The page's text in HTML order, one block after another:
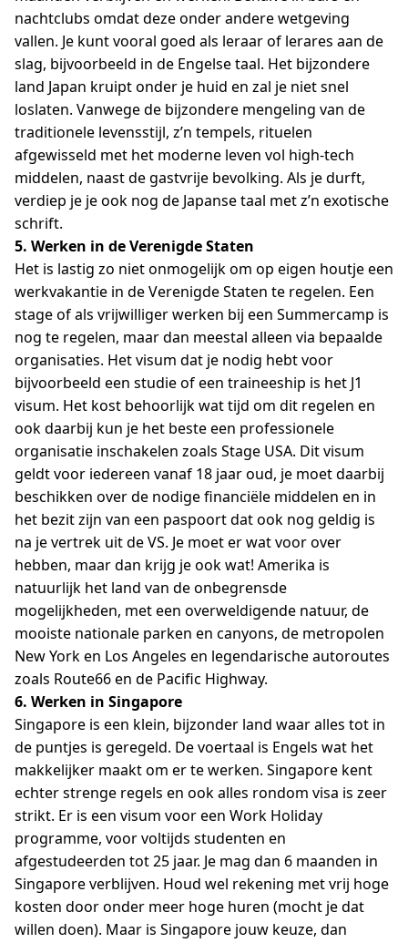
nachtclubs omdat deze onder andere wetgeving
vallen. Je kunt vooral goed als leraar of lerares aan de
slag, bijvoorbeeld in de Engelse taal. Het bijzondere
land Japan kruipt onder je huid en zal je niet snel
loslaten. Vanwege de bijzondere mengeling van de
traditionele levensstijl, z’n tempels, rituelen
afgewisseld met het moderne leven vol high-tech
middelen, naast de gastvrije bevolking. Als je durft,
verdiep je je ook nog de Japanse taal met z’n exotische
schrift.
5. Werken in de Verenigde Staten
Het is lastig zo niet onmogelijk om op eigen houtje een
werkvakantie in de Verenigde Staten te regelen. Een
stage of als vrijwilliger werken bij een Summercamp is
nog te regelen, maar dan meestal alleen via bepaalde
organisaties. Het visum dat je nodig hebt voor
bijvoorbeeld een studie of een traineeship is het J1
visum. Het kost behoorlijk wat tijd om dit regelen en
ook daarbij kun je het beste een professionele
organisatie inschakelen zoals Stage USA. Dit visum
geldt voor iedereen vanaf 18 jaar oud, je moet daarbij
beschikken over de nodige financiële middelen en in
het bezit zijn van een paspoort dat ook nog geldig is
na je vertrek uit de VS. Je moet er wat voor over
hebben, maar dan krijg je ook wat! Amerika is
natuurlijk het land van de onbegrensde
mogelijkheden, met een overweldigende natuur, de
mooiste nationale parken en canyons, de metropolen
New York en Los Angeles en legendarische autoroutes
zoals Route66 en de Pacific Highway.
6. Werken in Singapore
Singapore is een klein, bijzonder land waar alles tot in
de puntjes is geregeld. De voertaal is Engels wat het
makkelijker maakt om er te werken. Singapore kent
echter strenge regels en ook alles rondom visa is zeer
strikt. Er is een visum voor een Work Holiday
programme, voor voltijds studenten en
afgestudeerden tot 25 jaar. Je mag dan 6 maanden in
Singapore verblijven. Houd wel rekening met vrij hoge
kosten door onder meer hoge huren (mocht je dat
willen doen). Maar is Singapore jouw keuze, dan